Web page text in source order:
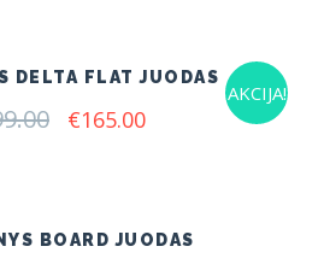
AKCIJA!
DELTA FLAT JUODAS
Original
€165.00Current
BOARD JUODAS